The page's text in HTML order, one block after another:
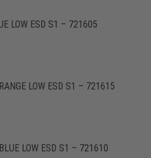
LOW ESD S1 – 721605
LOW ESD S1 – 721615
LOW ESD S1 – 721610